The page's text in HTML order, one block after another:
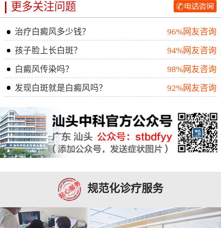
更多关注问题
治疗白癜风多少钱？
96%网友咨询
孩子脸上长白斑？
94%网友咨询
白癜风传染吗？
98%网友咨询
发现白斑就是白癜风吗？
92%网友咨询
规范化诊疗服务